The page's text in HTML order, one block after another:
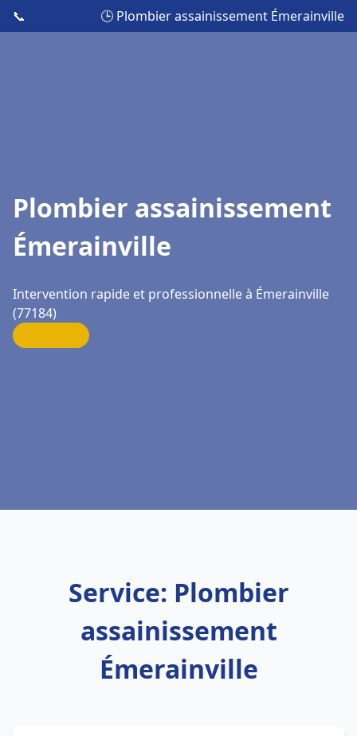
📞 🕒 Plombier assainissement Émerainville
Plombier assainissement
Émerainville
Intervention rapide et professionnelle à Émerainville
(77184)
Service: Plombier
assainissement
Émerainville